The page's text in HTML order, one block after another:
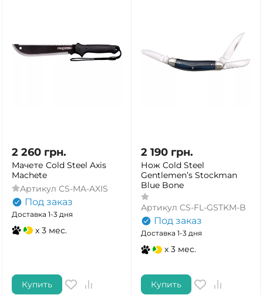
2 260 грн.
Мачете Cold Steel Axis
Machete
Артикул CS-MA-AXIS
Под заказ
Доставка 1-3 дня
x 3 мес.
Купить
2 190 грн.
Нож Cold Steel
Gentlemen’s Stockman
Blue Bone
Артикул CS-FL-GSTKM-B
Под заказ
Доставка 1-3 дня
x 3 мес.
Купить